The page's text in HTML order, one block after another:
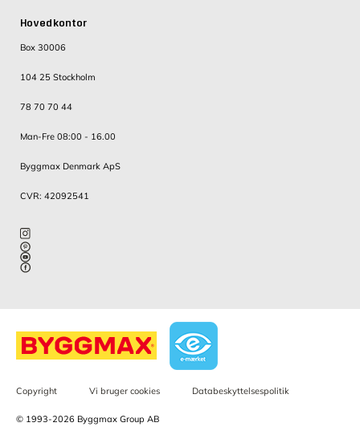
Hovedkontor
Box 30006
104 25 Stockholm
78 70 70 44
Man-Fre 08:00 - 16.00
Byggmax Denmark ApS
CVR: 42092541
Copyright Vi bruger cookies Databeskyttelsespolitik
© 1993-2026 Byggmax Group AB